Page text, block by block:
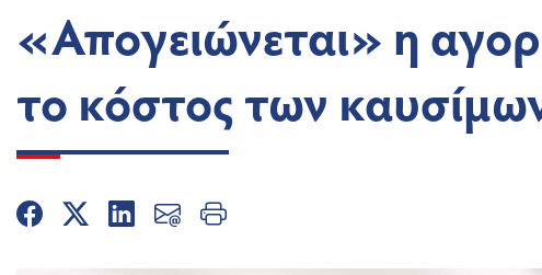
«Απογειώνεται» η
το κόστος των